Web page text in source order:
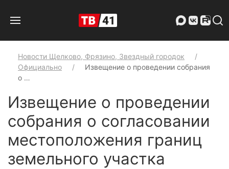
Новости Щелково, Фрязино, Звездный городок
Официально
Извещение о проведении собрания
о …
Извещение о проведении
собрания о согласовании
местоположения границ
земельного участка